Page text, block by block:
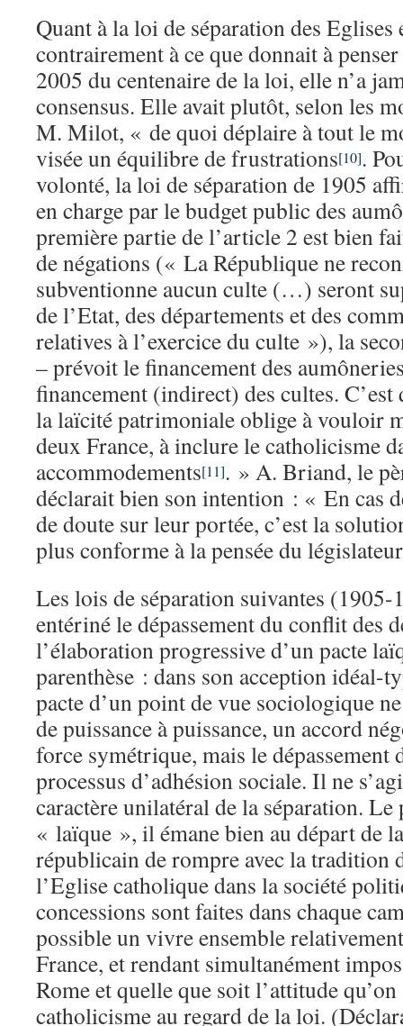
Quant à la loi de séparation des Eglises
contrairement à ce que donnait à
2005 du centenaire de la loi, elle n’a
consensus. Elle avait plutôt, selon les
M. Milot, « de quoi déplaire à tout le
visée un équilibre de frustrations[10].
volonté, la loi de séparation de 1905
en charge par le budget public des
première partie de l’article 2 est bien
de négations (« La République ne
subventionne aucun culte (…) seront
de l’Etat, des départements et des
relatives à l’exercice du culte »), la
– prévoit le financement des
financement (indirect) des cultes.
la laïcité patrimoniale oblige à vouloir
deux France, à inclure le catholicisme
accommodements[11]. » A. Briand, le
déclarait bien son intention : « En cas
de doute sur leur portée, c’est la
plus conforme à la pensée du
Les lois de séparation suivantes
entériné le dépassement du conflit des
l’élaboration progressive d’un pacte
parenthèse : dans son acception idéal-
pacte d’un point de vue sociologique
de puissance à puissance, un accord
force symétrique, mais le dépassement
processus d’adhésion sociale. Il ne
caractère unilatéral de la séparation. Le
« laïque », il émane bien au départ de
républicain de rompre avec la tradition
l’Eglise catholique dans la société
concessions sont faites dans chaque
possible un vivre ensemble
France, et rendant simultanément
Rome et quelle que soit l’attitude
catholicisme au regard de la loi.